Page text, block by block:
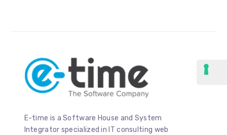
E-time is a Software House and System
Integrator specialized in IT consulting web